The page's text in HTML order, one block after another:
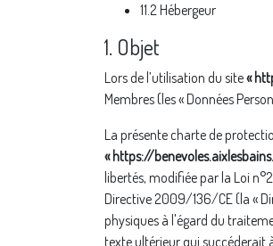
11.2 Hébergeur
1. Objet
Lors de l’utilisation du site«
Membres (les « Données
La présente charte de
« https://
libertés, modifiée par la Loi
Directive 2009/136/CE (la «
physiques à l'égard du
texte ultérieur qui succéderait